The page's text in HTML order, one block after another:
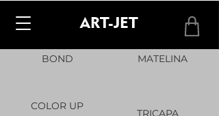
ART-JET
BOND MATELINA
COLOR UP
TRICAPA